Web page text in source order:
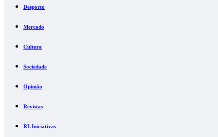
Desporto
Mercado
Cultura
Sociedade
Opinião
Revistas
RL Iniciativas